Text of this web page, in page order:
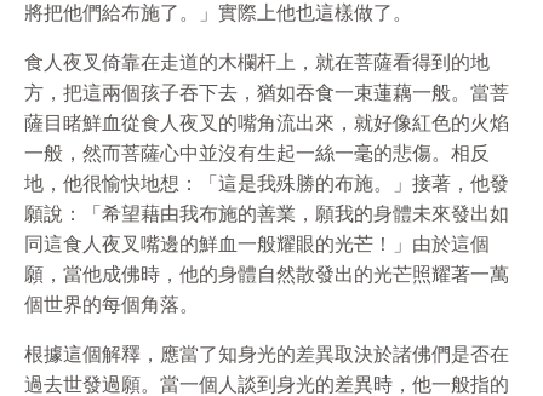
將把他們給布施了。」實際上他也這樣做了。
食人夜叉倚靠在走道的木欄杆上，就在菩薩看得到的地
方，把這兩個孩子吞下去，猶如吞食一束蓮藕一般。當菩
薩目睹鮮血從食人夜叉的嘴角流出來，就好像紅色的火焰
一般，然而菩薩心中並沒有生起一絲一毫的悲傷。相反
地，他很愉快地想：「這是我殊勝的布施。」接著，他發
願說：「希望藉由我布施的善業，願我的身體未來發出如
同這食人夜叉嘴邊的鮮血一般耀眼的光芒！」由於這個
願，當他成佛時，他的身體自然散發出的光芒照耀著一萬
個世界的每個角落。
根據這個解釋，應當了知身光的差異取決於諸佛們是否在
過去世發過願。當一個人談到身光的差異時，他一般指的